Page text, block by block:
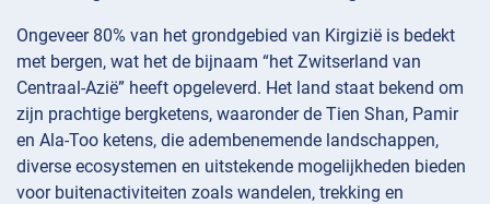
Ongeveer 80% van het grondgebied van Kirgizië is bedekt
met bergen, wat het de bijnaam “het Zwitserland van
Centraal-Azië” heeft opgeleverd. Het land staat bekend om
zijn prachtige bergketens, waaronder de Tien Shan, Pamir
en Ala-Too ketens, die adembenemende landschappen,
diverse ecosystemen en uitstekende mogelijkheden bieden
voor buitenactiviteiten zoals wandelen, trekking en